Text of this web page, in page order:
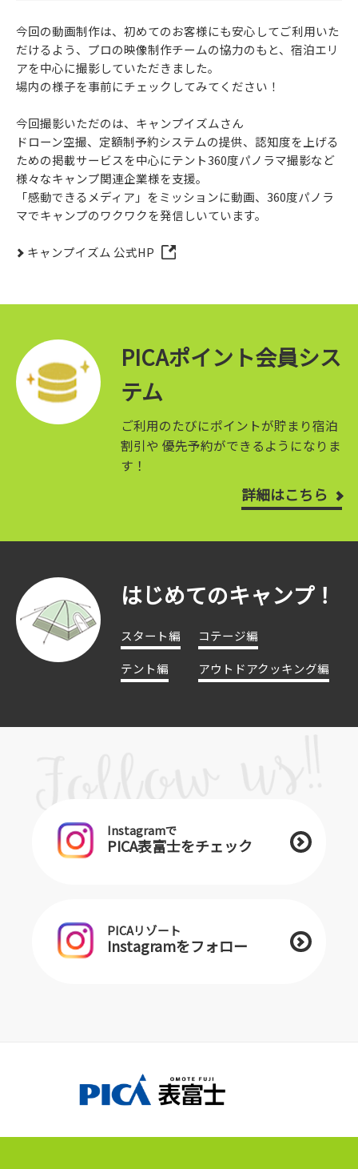
今回の動画制作は、初めてのお客様にも安心してご利用いた
だけるよう、プロの映像制作チームの協力のもと、宿泊エリ
アを中心に撮影していただきました。
場内の様子を事前にチェックしてみてください！
今回撮影いただのは、キャンプイズムさん
ドローン空撮、定額制予約システムの提供、認知度を上げる
ための掲載サービスを中心にテント360度パノラマ撮影など
様々なキャンプ関連企業様を支援。
「感動できるメディア」をミッションに動画、360度パノラ
マでキャンプのワクワクを発信しいています。
キャンプイズム 公式HP
PICAポイント会員シス
テム
ご利用のたびにポイントが貯まり宿泊
割引や 優先予約ができるようになりま
す！
詳細はこちら
はじめてのキャンプ！
スタート編
コテージ編
テント編
アウトドアクッキング編
Instagramで
PICA表富士をチェック
PICAリゾート
Instagramをフォロー